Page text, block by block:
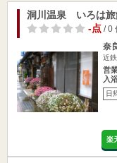
洞川温泉 いろは旅
-点/ 0
奈
近
営
入
日
楽